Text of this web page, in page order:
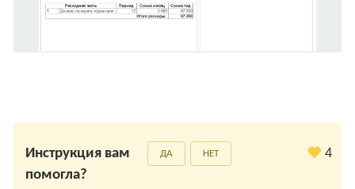
Инструкция вам
помогла?
ДА НЕТ 4